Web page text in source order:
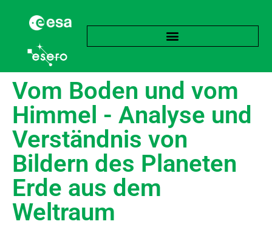
Vom Boden und vom
Himmel - Analyse und
Verständnis von
Bildern des Planeten
Erde aus dem
Weltraum